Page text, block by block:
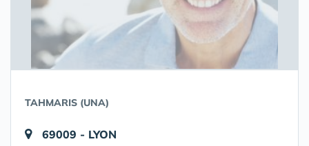
TAHMARIS (UNA)
69009 - LYON